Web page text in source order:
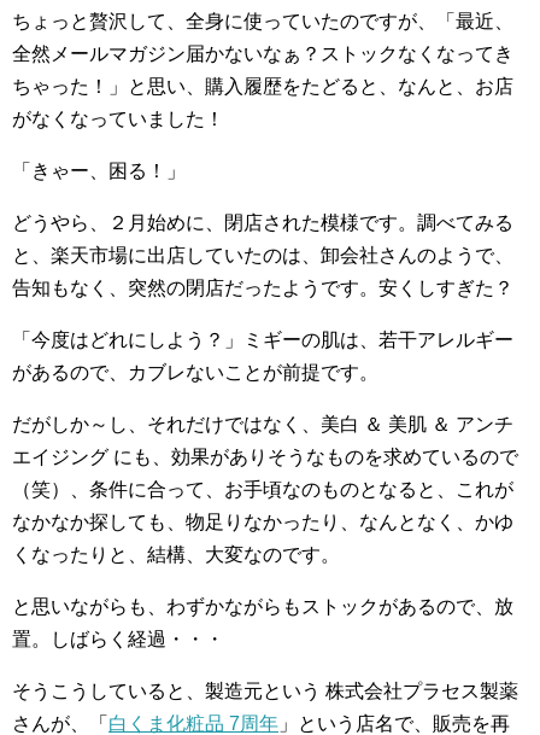
ちょっと贅沢して、全身に使っていたのですが、「最近、
全然メールマガジン届かないなぁ？ストックなくなってき
ちゃった！」と思い、購入履歴をたどると、なんと、お店
がなくなっていました！
「きゃー、困る！」
どうやら、２月始めに、閉店された模様です。調べてみる
と、楽天市場に出店していたのは、卸会社さんのようで、
告知もなく、突然の閉店だったようです。安くしすぎた？
「今度はどれにしよう？」ミギーの肌は、若干アレルギー
があるので、カブレないことが前提です。
だがしか～し、それだけではなく、美白 ＆ 美肌 ＆ アンチ
エイジング にも、効果がありそうなものを求めているので
（笑）、条件に合って、お手頃なのものとなると、これが
なかなか探しても、物足りなかったり、なんとなく、かゆ
くなったりと、結構、大変なのです。
と思いながらも、わずかながらもストックがあるので、放
置。しばらく経過・・・
そうこうしていると、製造元という 株式会社プラセス製薬
さんが、「 白くま化粧品 7周年 」という店名で、販売を再